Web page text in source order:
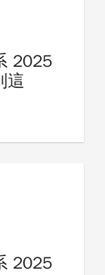
2025
這
2025